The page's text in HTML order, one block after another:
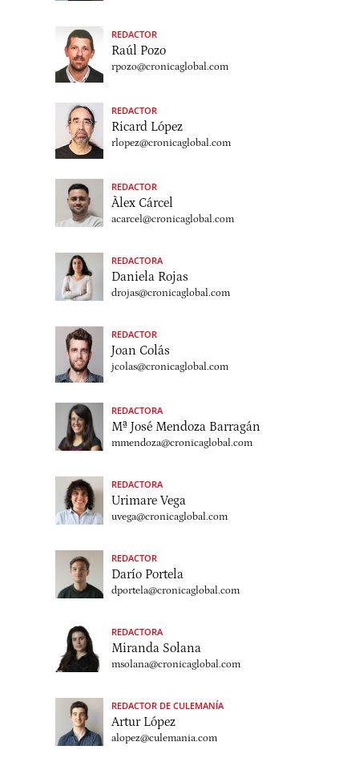
REDACTOR
Raúl Pozo
rpozo@cronicaglobal.com
REDACTOR
Ricard López
rlopez@cronicaglobal.com
REDACTOR
Àlex Cárcel
acarcel@cronicaglobal.com
REDACTORA
Daniela Rojas
drojas@cronicaglobal.com
REDACTOR
Joan Colás
jcolas@cronicaglobal.com
REDACTORA
Mª José Mendoza Barragán
mmendoza@cronicaglobal.com
REDACTORA
Urimare Vega
uvega@cronicaglobal.com
REDACTOR
Darío Portela
dportela@cronicaglobal.com
REDACTORA
Miranda Solana
msolana@cronicaglobal.com
REDACTOR DE CULEMANÍA
Artur López
alopez@culemania.com